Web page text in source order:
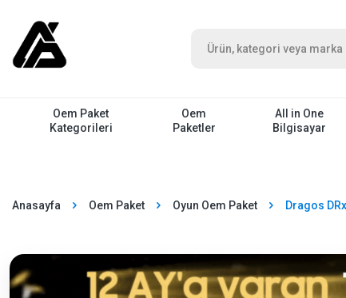
Oem Paket
Kategorileri
Oem
Paketler
All in One
Bilgisayar
Anasayfa Oem Paket Oyun Oem Paket Dragos